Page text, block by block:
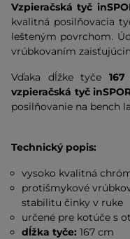
Vzpieračská tyč
kvalitná posilňovacia
lešteným povrchom.
vrúbkovaním
Vďaka dĺžke tyče
vzpieračská tyč
posilňovanie na bench
Technický popis:
vysoko kvalitná
protišmykové
stabilitu činky v ruke
určené pre kotúče s
dĺžka tyče: 167 cm